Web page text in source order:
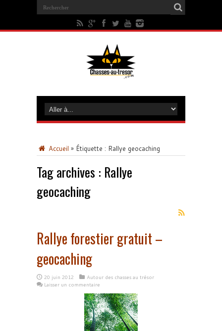
Accueil » Étiquette : Rallye geocaching
Tag archives : Rallye
geocaching
Rallye forestier gratuit –
geocaching
20 juin 2012
Autour des chasses au trésor
Laisser un commentaire